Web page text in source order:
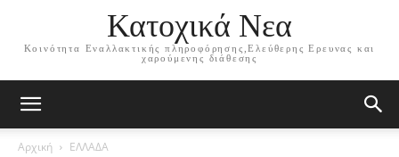
Κατοχικά Νεα
Κοινότητα Εναλλακτικής πληροφόρησης,Ελεύθερης Ερευνας και
χαρούμενης διάθεσης
Αρχική ΕΛΛΑΔΑ